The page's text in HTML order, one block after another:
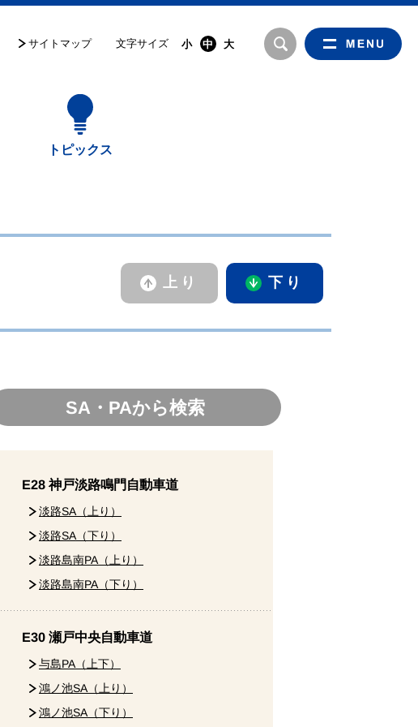
サイトマップ 文字サイズ 小 中 大
トピックス
上り 下り
SA・PAから検索
E28 神戸淡路鳴門自動車道
淡路SA（上り）
淡路SA（下り）
淡路島南PA（上り）
淡路島南PA（下り）
E30 瀬戸中央自動車道
与島PA（上下）
鴻ノ池SA（上り）
鴻ノ池SA（下り）